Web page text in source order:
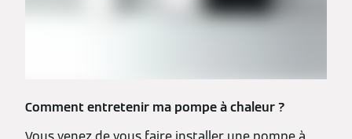
Comment entretenir ma pompe à chaleur ?